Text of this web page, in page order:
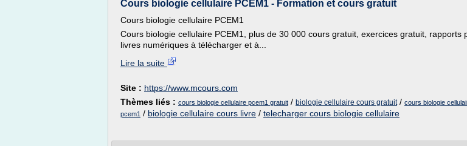
Cours biologie cellulaire PCEM1 - Formation et cours gratuit
Cours biologie cellulaire PCEM1
Cours biologie cellulaire PCEM1, plus de 30 000 cours gratuit, exercices gratuit, rapports
livres numériques à télécharger et à...
Lire la suite
Site : https://www.mcours.com
Thèmes liés : cours biologie cellulaire pcem1 gratuit / biologie cellulaire cours gratuit/ cours biologie
pcem1 / biologie cellulaire cours livre / telecharger cours biologie cellulaire